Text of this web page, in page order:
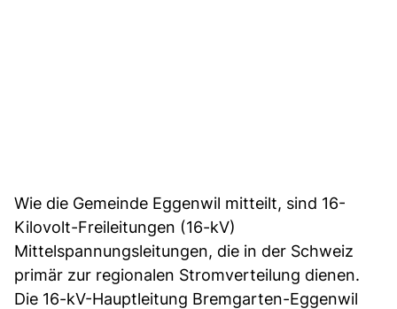
Wie die Gemeinde Eggenwil mitteilt, sind 16-
Kilovolt-Freileitungen (16-kV)
Mittelspannungsleitungen, die in der Schweiz
primär zur regionalen Stromverteilung dienen.
Die 16-kV-Hauptleitung Bremgarten-Eggenwil